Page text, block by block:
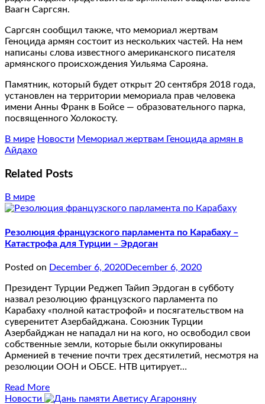
Ваагн Саргсян.
Саргсян сообщил также, что мемориал жертвам
Геноцида армян состоит из нескольких частей. На нем
написаны слова известного американского писателя
армянского происхождения Уильяма Сарояна.
Памятник, который будет открыт 20 сентября 2018 года,
установлен на территории мемориала прав человека
имени Анны Франк в Бойсе — образовательного парка,
посвященного Холокосту.
В мире Новости Мемориал жертвам Геноцида армян в
Айдахо
Related Posts
В мире
Резолюция французского парламента по Карабаху –
Катастрофа для Турции – Эрдоган
Posted on December 6, 2020December 6, 2020
Президент Турции Реджеп Тайип Эрдоган в субботу
назвал резолюцию французского парламента по
Карабаху «полной катастрофой» и посягательством на
суверенитет Азербайджана. Союзник Турции
Азербайджан не нападал ни на кого, но освободил свои
собственные земли, которые были оккупированы
Арменией в течение почти трех десятилетий, несмотря на
резолюции ООН и ОБСЕ. НТВ цитирует…
Read More
Новости